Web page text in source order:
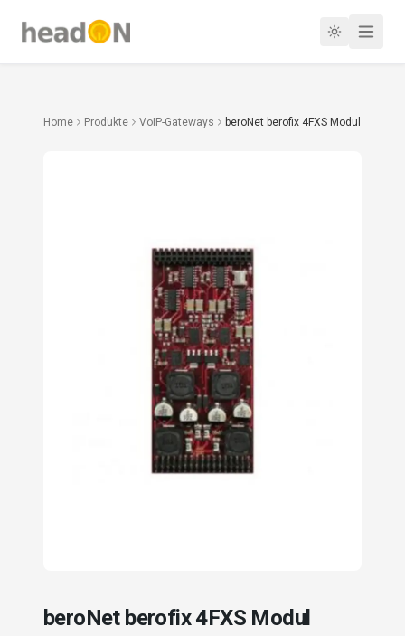
Home Produkte VoIP-Gateways beroNet berofix 4FXS Modul
beroNet berofix 4FXS Modul